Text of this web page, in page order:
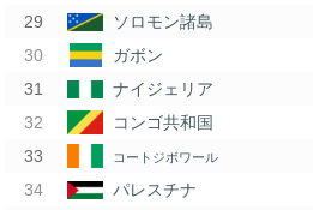
ソロモン諸島
ガボン
ナイジェリア
コンゴ共和国
コートジボワール
パレスチナ